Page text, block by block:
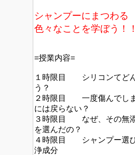
シャンプーにまつわる
色々なことを学ぼう！！
=授業内容=
１時限目 シリコンてど
う？
２時限目 一度傷んでし
には戻らない？
３時限目 なぜ、その無
を選んだの？
４時限目 シャンプー選
浄成分